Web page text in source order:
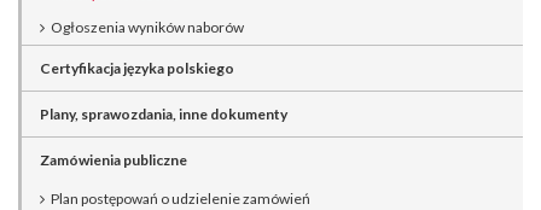
Ogłoszenia wyników naborów
Certyfikacja języka polskiego
Plany, sprawozdania, inne dokumenty
Zamówienia publiczne
Plan postępowań o udzielenie zamówień